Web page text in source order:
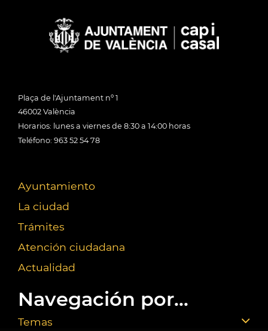
Plaça de l'Ajuntament nº 1
46002 València
Horarios: lunes a viernes de 8:30 a 14:00 horas
Teléfono: 963 52 54 78
Ayuntamiento
La ciudad
Trámites
Atención ciudadana
Actualidad
Navegación por...
Temas